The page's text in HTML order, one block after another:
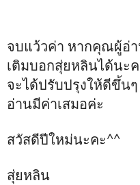
จบแว้วค่า หากคุณผู้อ่
เติมบอกสุ่ยหลินได้นะ
จะได้ปรับปรุงให้ดีขึ้น
อ่านมีค่าเสมอค่ะ
สวัสดีปีใหม่นะคะ^^
สุ่ยหลิน